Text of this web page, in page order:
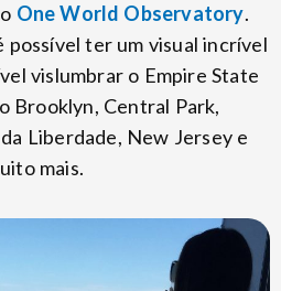
One World Observatory.
possível ter um visual incrível
vislumbrar o Empire State
Brooklyn, Central Park,
Liberdade, New Jersey e
mais.